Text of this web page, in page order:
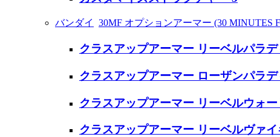
バンダイ 30MF オプションアーマー (30 MINUTES
クラスアップアーマー リーベルパラデ
クラスアップアーマー ローザンパラデ
クラスアップアーマー リーベルウォ
クラスアップアーマー リーベルヴァ